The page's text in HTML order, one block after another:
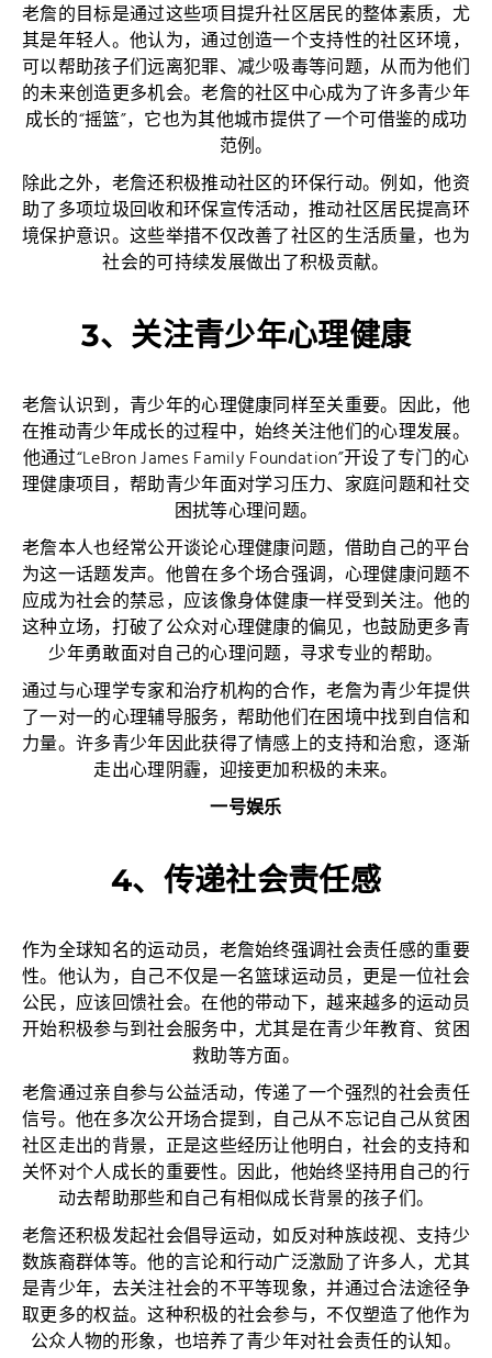
老詹的目标是通过这些项目提升社区居民的整体素质，尤
其是年轻人。他认为，通过创造一个支持性的社区环境，
可以帮助孩子们远离犯罪、减少吸毒等问题，从而为他们
的未来创造更多机会。老詹的社区中心成为了许多青少年
成长的“摇篮”，它也为其他城市提供了一个可借鉴的成功
范例。
除此之外，老詹还积极推动社区的环保行动。例如，他资
助了多项垃圾回收和环保宣传活动，推动社区居民提高环
境保护意识。这些举措不仅改善了社区的生活质量，也为
社会的可持续发展做出了积极贡献。
3、关注青少年心理健康
老詹认识到，青少年的心理健康同样至关重要。因此，他
在推动青少年成长的过程中，始终关注他们的心理发展。
他通过“LeBron James Family Foundation”开设了专门的心
理健康项目，帮助青少年面对学习压力、家庭问题和社交
困扰等心理问题。
老詹本人也经常公开谈论心理健康问题，借助自己的平台
为这一话题发声。他曾在多个场合强调，心理健康问题不
应成为社会的禁忌，应该像身体健康一样受到关注。他的
这种立场，打破了公众对心理健康的偏见，也鼓励更多青
少年勇敢面对自己的心理问题，寻求专业的帮助。
通过与心理学专家和治疗机构的合作，老詹为青少年提供
了一对一的心理辅导服务，帮助他们在困境中找到自信和
力量。许多青少年因此获得了情感上的支持和治愈，逐渐
走出心理阴霾，迎接更加积极的未来。
一号娱乐
4、传递社会责任感
作为全球知名的运动员，老詹始终强调社会责任感的重要
性。他认为，自己不仅是一名篮球运动员，更是一位社会
公民，应该回馈社会。在他的带动下，越来越多的运动员
开始积极参与到社会服务中，尤其是在青少年教育、贫困
救助等方面。
老詹通过亲自参与公益活动，传递了一个强烈的社会责任
信号。他在多次公开场合提到，自己从不忘记自己从贫困
社区走出的背景，正是这些经历让他明白，社会的支持和
关怀对个人成长的重要性。因此，他始终坚持用自己的行
动去帮助那些和自己有相似成长背景的孩子们。
老詹还积极发起社会倡导运动，如反对种族歧视、支持少
数族裔群体等。他的言论和行动广泛激励了许多人，尤其
是青少年，去关注社会的不平等现象，并通过合法途径争
取更多的权益。这种积极的社会参与，不仅塑造了他作为
公众人物的形象，也培养了青少年对社会责任的认知。